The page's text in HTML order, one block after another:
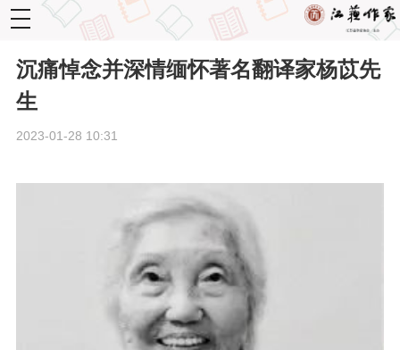
toggle
navigation
沉痛悼念并深情缅怀著名翻译家杨苡先
生
2023-01-28 10:31